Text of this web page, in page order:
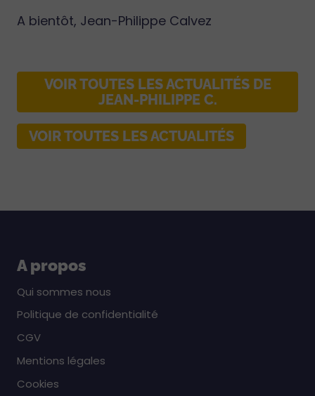
A bientôt, Jean-Philippe Calvez
VOIR TOUTES LES ACTUALITÉS DE
JEAN-PHILIPPE C.
VOIR TOUTES LES ACTUALITÉS
A propos
Qui sommes nous
Politique de confidentialité
CGV
Mentions légales
Cookies